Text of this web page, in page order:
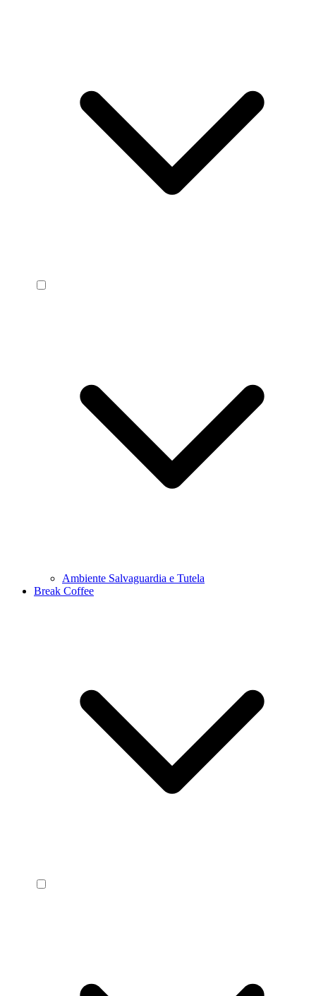
Ambiente Salvaguardia e Tutela
Break Coffee